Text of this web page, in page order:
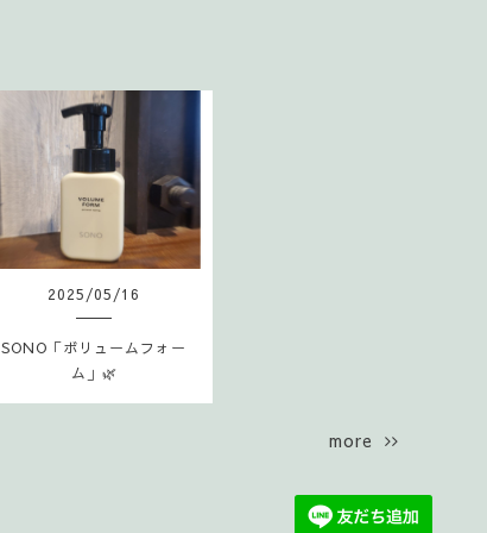
2025/05/16
SONO「ボリュームフォー
ム」🌿
more